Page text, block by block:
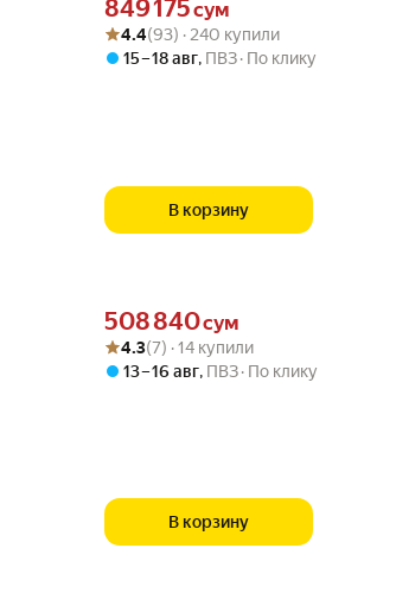
849 175сум
Рейтинг товара: 4.4 из 5
Оценок: (93) · 240 купили
4.4(93) · 240 купили
15 – 18 авг, ПВЗ По клику
В корзину
Цена 508840 сум вместо
508 840сум
Рейтинг товара: 4.3 из 5
Оценок: (7) · 14 купили
4.3(7) · 14 купили
13 – 16 авг, ПВЗ По клику
В корзину